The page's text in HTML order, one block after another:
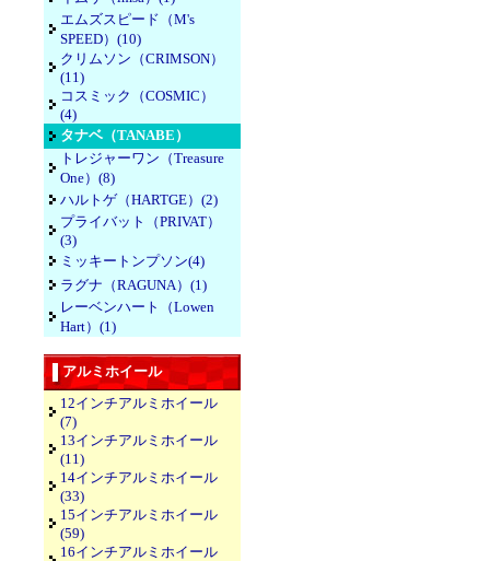
エムズスピード（M's
SPEED）(10)
クリムソン（CRIMSON）
(11)
コスミック（COSMIC）
(4)
タナベ（TANABE）
トレジャーワン（Treasure
One）(8)
ハルトゲ（HARTGE）(2)
プライバット（PRIVAT）
(3)
ミッキートンプソン(4)
ラグナ（RAGUNA）(1)
レーベンハート（Lowen
Hart）(1)
アルミホイール
12インチアルミホイール
(7)
13インチアルミホイール
(11)
14インチアルミホイール
(33)
15インチアルミホイール
(59)
16インチアルミホイール